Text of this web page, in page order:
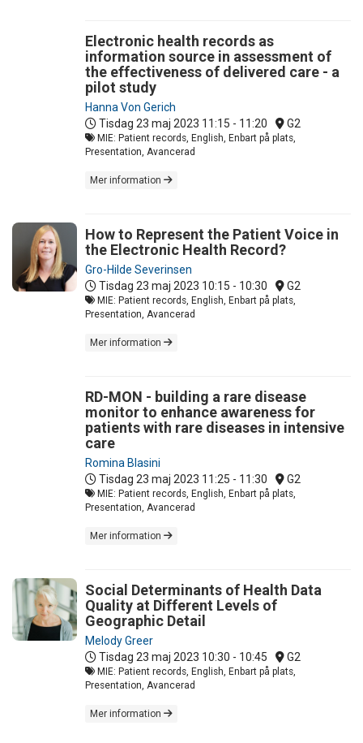
Electronic health records as
information source in assessment of
the effectiveness of delivered care - a
pilot study
Hanna Von Gerich
Tisdag 23 maj 2023 11:15 - 11:20 G2
MIE: Patient records, English, Enbart på plats,
Presentation, Avancerad
Mer information
How to Represent the Patient Voice in
the Electronic Health Record?
Gro-Hilde Severinsen
Tisdag 23 maj 2023 10:15 - 10:30 G2
MIE: Patient records, English, Enbart på plats,
Presentation, Avancerad
Mer information
RD-MON - building a rare disease
monitor to enhance awareness for
patients with rare diseases in intensive
care
Romina Blasini
Tisdag 23 maj 2023 11:25 - 11:30 G2
MIE: Patient records, English, Enbart på plats,
Presentation, Avancerad
Mer information
Social Determinants of Health Data
Quality at Different Levels of
Geographic Detail
Melody Greer
Tisdag 23 maj 2023 10:30 - 10:45 G2
MIE: Patient records, English, Enbart på plats,
Presentation, Avancerad
Mer information